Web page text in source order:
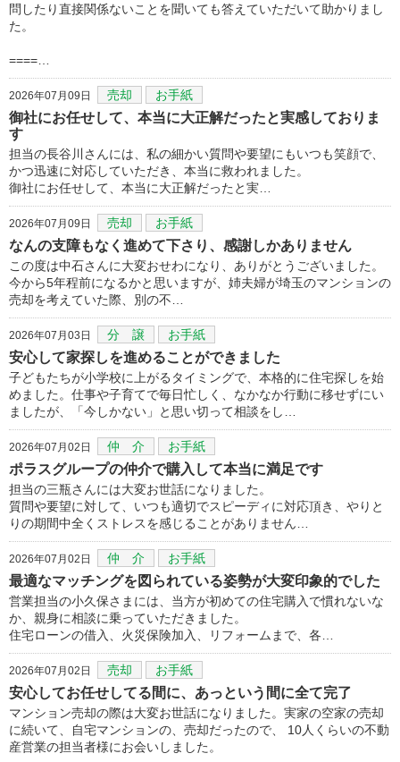
問したり直接関係ないことを聞いても答えていただいて助かりまし
た。
====…
2026年07月09日 売却 お手紙
御社にお任せして、本当に大正解だったと実感しておりま
す
担当の長谷川さんには、私の細かい質問や要望にもいつも笑顔で、
かつ迅速に対応していただき、本当に救われました。
御社にお任せして、本当に大正解だったと実…
2026年07月09日 売却 お手紙
なんの支障もなく進めて下さり、感謝しかありません
この度は中石さんに大変おせわになり、ありがとうございました。
今から5年程前になるかと思いますが、姉夫婦が埼玉のマンションの
売却を考えていた際、別の不…
2026年07月03日 分 譲 お手紙
安心して家探しを進めることができました
子どもたちが小学校に上がるタイミングで、本格的に住宅探しを始
めました。仕事や子育てで毎日忙しく、なかなか行動に移せずにい
ましたが、「今しかない」と思い切って相談をし…
2026年07月02日 仲 介 お手紙
ポラスグループの仲介で購入して本当に満足です
担当の三瓶さんには大変お世話になりました。
質問や要望に対して、いつも適切でスピーディに対応頂き、やりと
りの期間中全くストレスを感じることがありません…
2026年07月02日 仲 介 お手紙
最適なマッチングを図られている姿勢が大変印象的でした
営業担当の小久保さまには、当方が初めての住宅購入で慣れないな
か、親身に相談に乗っていただきました。
住宅ローンの借入、火災保険加入、リフォームまで、各…
2026年07月02日 売却 お手紙
安心してお任せしてる間に、あっという間に全て完了
マンション売却の際は大変お世話になりました。実家の空家の売却
に続いて、自宅マンションの、売却だったので、 10人くらいの不動
産営業の担当者様にお会いしました。